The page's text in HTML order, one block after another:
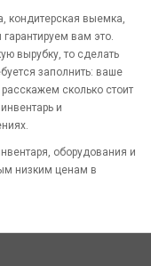
кондитерская выемка,
вам это.
вырубку, то сделать
заполнить: ваше
сколько стоит
и
оборудования и
низким ценам в